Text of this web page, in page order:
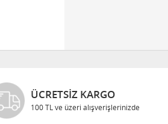
ÜCRETSIZ KARGO
100 TL ve üzeri alışverişlerinizde